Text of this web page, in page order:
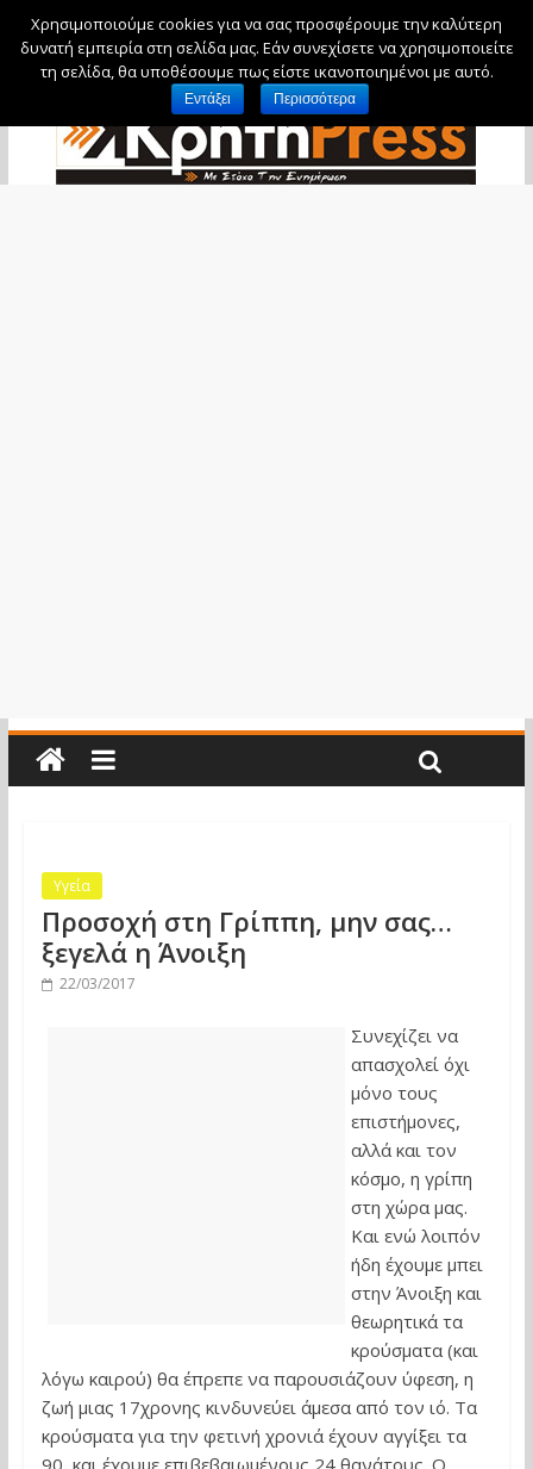
Σάββατο, 8 Αυγούστου, 2026
Υγεία
Προσοχή στη Γρίππη, μην σας…
ξεγελά η Άνοιξη
22/03/2017
Συνεχίζει να
απασχολεί όχι
μόνο τους
επιστήμονες,
αλλά και τον
κόσμο, η γρίπη
στη χώρα μας.
Και ενώ λοιπόν
ήδη έχουμε μπει
στην Άνοιξη και
θεωρητικά τα
κρούσματα (και
λόγω καιρού) θα έπρεπε να παρουσιάζουν ύφεση, η
ζωή μιας 17χρονης κινδυνεύει άμεσα από τον ιό. Τα
κρούσματα για την φετινή χρονιά έχουν αγγίξει τα
90, και έχουμε επιβεβαιωμένους 24 θανάτους. Ο
Χρησιμοποιούμε cookies για να σας προσφέρουμε την καλύτερη
δυνατή εμπειρία στη σελίδα μας. Εάν συνεχίσετε να χρησιμοποιείτε
τη σελίδα, θα υποθέσουμε πως είστε ικανοποιημένοι με αυτό.
Εντάξει Περισσότερα